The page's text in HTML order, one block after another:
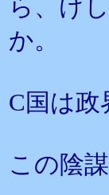
ら、け
か。
C国は
この陰